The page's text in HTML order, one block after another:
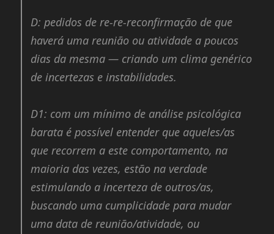
D: pedidos de re-re-reconfirmação de que
haverá uma reunião ou atividade a poucos
dias da mesma — criando um clima genérico
de incertezas e instabilidades.
D1: com um mínimo de análise psicológica
barata é possível entender que aqueles/as
que recorrem a este comportamento, na
maioria das vezes, estão na verdade
estimulando a incerteza de outros/as,
buscando uma cumplicidade para mudar
uma data de reunião/atividade, ou